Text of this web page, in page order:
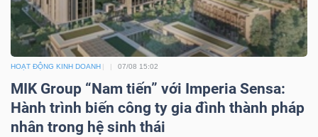
HOẠT ĐỘNG KINH DOANH 07/08 15:02
MIK Group “Nam tiến” với Imperia Sensa:
Hành trình biến công ty gia đình thành pháp
nhân trong hệ sinh thái
SỨC
KHỎE
TÀI